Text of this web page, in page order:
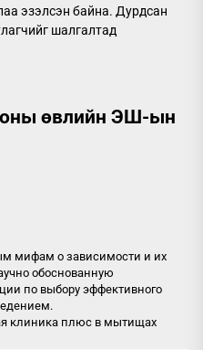
эзэлсэн байна. Дурдсан
шалгалтад
өвлийн ЭШ-ын
мифам о зависимости и их
обоснованную
по выбору эффективного
клиника плюс в мытищах